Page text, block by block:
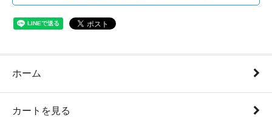
ホーム
カートを見る